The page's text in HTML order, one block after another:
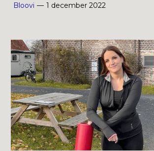
Bloovi — 1 december 2022